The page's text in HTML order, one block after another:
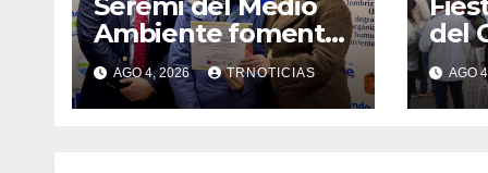
Ambiente fomentó
iniciativa de
vermicompostaje
domiciliario en
AGO 4, 2026 TRNOTICIAS
del
AGO